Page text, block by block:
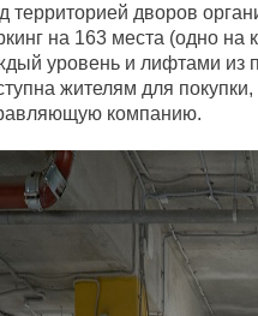
территорией дворов
на 163 места (одно
уровень и лифтами из
жителям для
компанию.